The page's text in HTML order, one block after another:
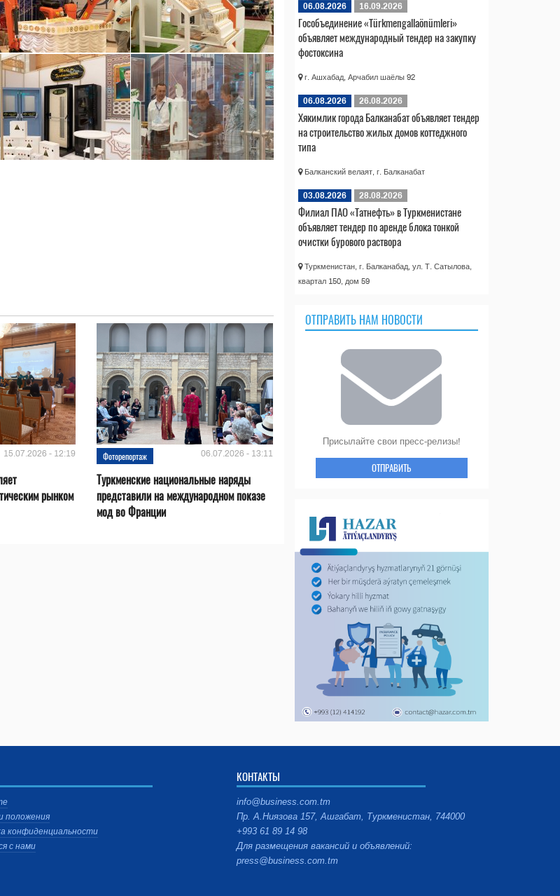
15.07.2026 - 12:19
рынком
Фоторепортаж 06.07.2026 - 13:11
Туркменские национальные наряды
представили на международном показе
мод во Франции
06.08.2026 16.09.2026
Гособъединение «Türkmengallaönümleri»
объявляет международный тендер на закупку
фостоксина
г. Ашхабад, Арчабил шаёлы 92
06.08.2026 26.08.2026
Хякимлик города Балканабат объявляет тендер
на строительство жилых домов коттеджного
типа
Балканский велаят, г. Балканабат
03.08.2026 28.08.2026
Филиал ПАО «Татнефть» в Туркменистане
объявляет тендер по аренде блока тонкой
очистки бурового раствора
Туркменистан, г. Балканабад, ул. Т. Сатылова,
квартал 150, дом 59
ОТПРАВИТЬ НАМ НОВОСТИ
Присылайте свои пресс-релизы!
ОТПРАВИТЬ
положения
конфиденциальности
с нами
КОНТАКТЫ
info@business.com.tm
Пр. А.Ниязова 157, Ашгабат, Туркменистан, 744000
+993 61 89 14 98
Для размещения вакансий и объявлений:
press@business.com.tm